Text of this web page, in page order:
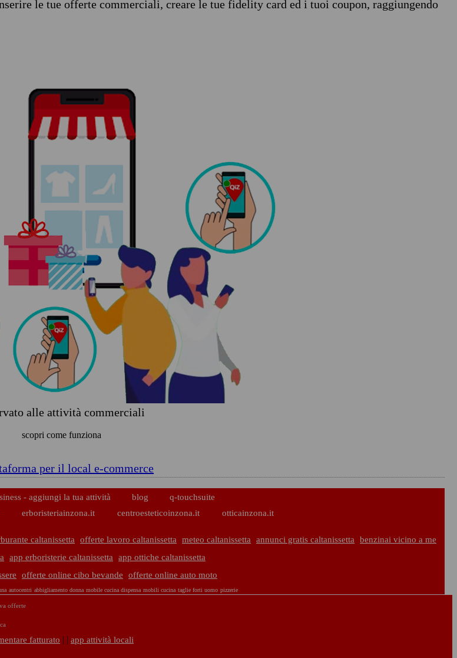
le tue offerte commerciali, creare le tue fidelity card ed i tuoi coupon, raggiungendo
alle attività commerciali
scopri come funziona
per il local e-commerce
- aggiungi la tua attività blog
q-touchsuite
erboristeriainzona.it centroesteticoinzona.it otticainzona.it
caltanissetta offerte lavoro caltanissetta meteo caltanissetta annunci gratis caltanissetta
benzinai vicino a me
app erboristerie caltanissetta
app ottiche caltanissetta
offerte online cibo bevande offerte online auto moto
autocentri abbigliamento donna mobile cucina dispensa mobili cucina taglie forti uomo pizzerie
offerte
fatturato | | app attività locali